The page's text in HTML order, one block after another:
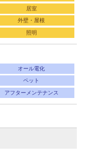
居室
外壁・屋根
照明
オール電化
ペット
アフターメンテナンス